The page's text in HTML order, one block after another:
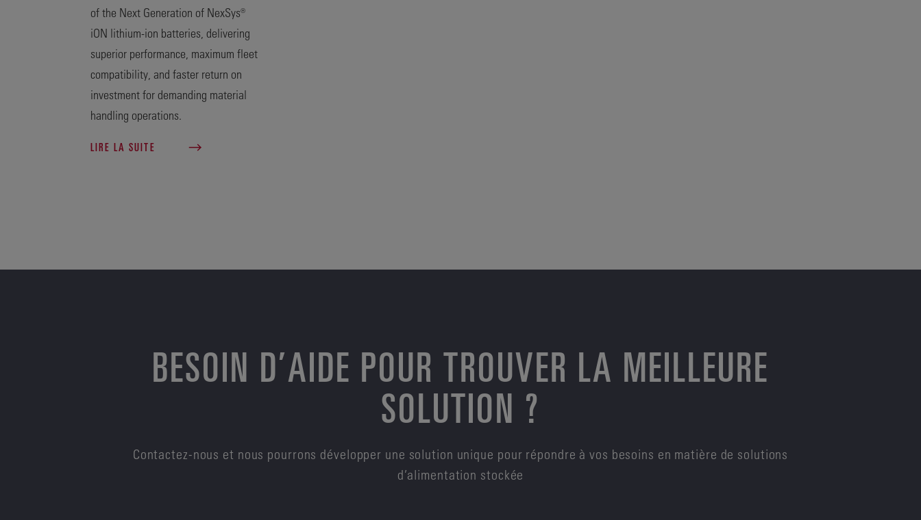
of the Next Generation of NexSys®
iON lithium-ion batteries, delivering
superior performance, maximum fleet
compatibility, and faster return on
investment for demanding material
handling operations.
LIRE LA SUITE
BESOIN D’AIDE POUR TROUVER LA MEILLEURE
SOLUTION ?
Contactez-nous et nous pourrons développer une solution unique pour répondre à vos besoins en matière de solutions
d’alimentation stockée